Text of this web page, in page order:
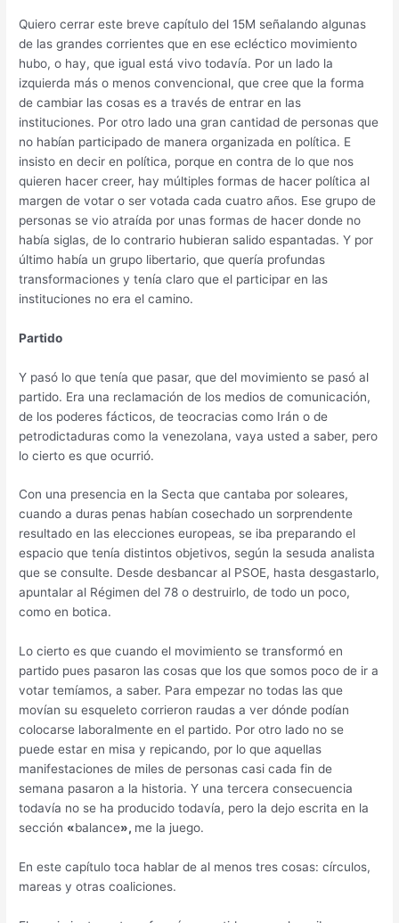
Quiero cerrar este breve capítulo del 15M señalando algunas
de las grandes corrientes que en ese ecléctico movimiento
hubo, o hay, que igual está vivo todavía. Por un lado la
izquierda más o menos convencional, que cree que la forma
de cambiar las cosas es a través de entrar en las
instituciones. Por otro lado una gran cantidad de personas que
no habían participado de manera organizada en política. E
insisto en decir en política, porque en contra de lo que nos
quieren hacer creer, hay múltiples formas de hacer política al
margen de votar o ser votada cada cuatro años. Ese grupo de
personas se vio atraída por unas formas de hacer donde no
había siglas, de lo contrario hubieran salido espantadas. Y por
último había un grupo libertario, que quería profundas
transformaciones y tenía claro que el participar en las
instituciones no era el camino.
Partido
Y pasó lo que tenía que pasar, que del movimiento se pasó al
partido. Era una reclamación de los medios de comunicación,
de los poderes fácticos, de teocracias como Irán o de
petrodictaduras como la venezolana, vaya usted a saber, pero
lo cierto es que ocurrió.
Con una presencia en la Secta que cantaba por soleares,
cuando a duras penas habían cosechado un sorprendente
resultado en las elecciones europeas, se iba preparando el
espacio que tenía distintos objetivos, según la sesuda analista
que se consulte. Desde desbancar al PSOE, hasta desgastarlo,
apuntalar al Régimen del 78 o destruirlo, de todo un poco,
como en botica.
Lo cierto es que cuando el movimiento se transformó en
partido pues pasaron las cosas que los que somos poco de ir a
votar temíamos, a saber. Para empezar no todas las que
movían su esqueleto corrieron raudas a ver dónde podían
colocarse laboralmente en el partido. Por otro lado no se
puede estar en misa y repicando, por lo que aquellas
manifestaciones de miles de personas casi cada fin de
semana pasaron a la historia. Y una tercera consecuencia
todavía no se ha producido todavía, pero la dejo escrita en la
sección «balance», me la juego.
En este capítulo toca hablar de al menos tres cosas: círculos,
mareas y otras coaliciones.